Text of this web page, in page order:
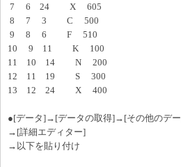
7 6 24 X 605
8 7 3 C 500
9 8 6 F 510
10 9 11 K 100
11 10 14 N 200
12 11 19 S 300
13 12 24 X 400
●[データ]→[データの取得]→[その他のデ
→[詳細エディター]
→以下を貼り付け